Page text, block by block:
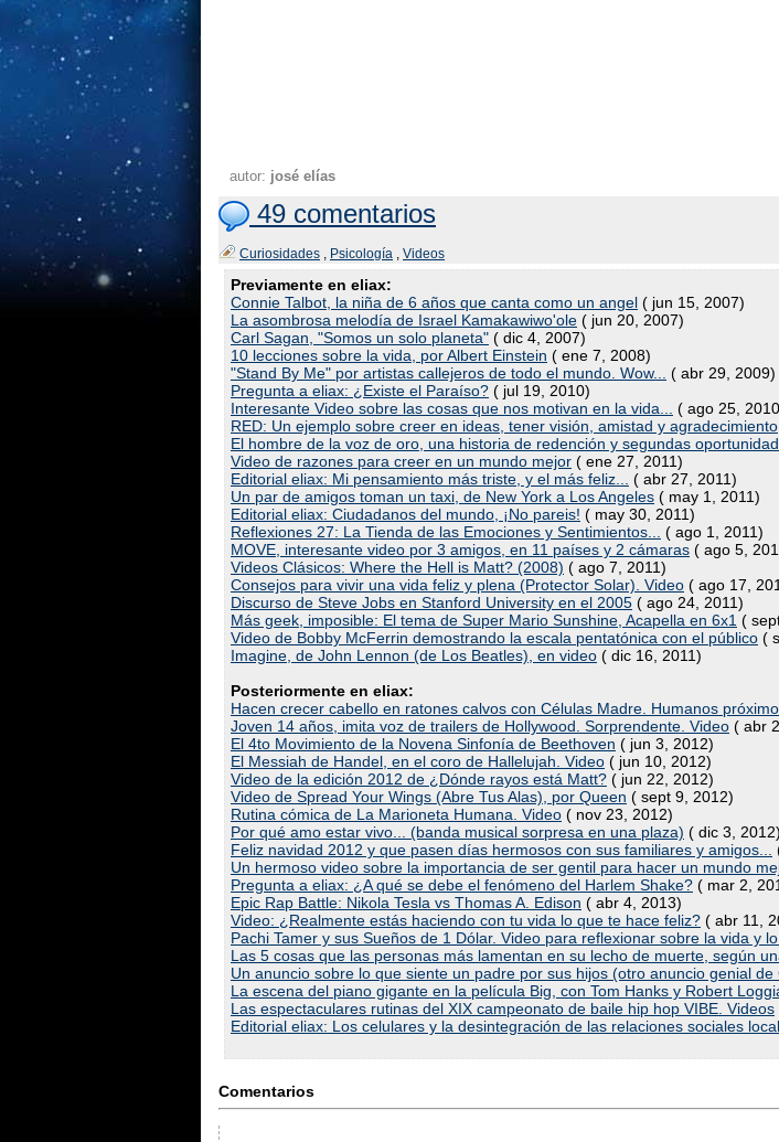
autor: josé elías
49 comentarios
Curiosidades , Psicología , Videos
Previamente en eliax:
Connie Talbot, la niña de 6 años que canta como un angel ( jun 15, 2007)
La asombrosa melodía de Israel Kamakawiwo'ole ( jun 20, 2007)
Carl Sagan, "Somos un solo planeta" ( dic 4, 2007)
10 lecciones sobre la vida, por Albert Einstein ( ene 7, 2008)
"Stand By Me" por artistas callejeros de todo el mundo. Wow...
( abr 29, 2009)
Pregunta a eliax: ¿Existe el Paraíso? ( jul 19, 2010)
Interesante Video sobre las cosas que nos motivan en la vida...
( ago 25,
RED: Un ejemplo sobre creer en ideas, tener visión, amistad y agradecimiento
El hombre de la voz de oro, una historia de redención y segundas
Video de razones para creer en un mundo mejor ( ene 27, 2011)
Editorial eliax: Mi pensamiento más triste, y el más feliz...
( abr 27, 2011)
Un par de amigos toman un taxi, de New York a Los Angeles ( may 1, 2011)
Editorial eliax: Ciudadanos del mundo, ¡No pareis! ( may 30, 2011)
Reflexiones 27: La Tienda de las Emociones y Sentimientos...
( ago 1, 2011)
MOVE, interesante video por 3 amigos, en 11 países y 2 cámaras ( ago 5,
Videos Clásicos: Where the Hell is Matt? (2008) ( ago 7, 2011)
Consejos para vivir una vida feliz y plena (Protector Solar). Video ( ago 17,
Discurso de Steve Jobs en Stanford University en el 2005 ( ago 24, 2011)
Más geek, imposible: El tema de Super Mario Sunshine, Acapella en 6x1 (
Video de Bobby McFerrin demostrando la escala pentatónica con el público (
Imagine, de John Lennon (de Los Beatles), en video ( dic 16, 2011)
Posteriormente en eliax:
Hacen crecer cabello en ratones calvos con Células Madre. Humanos
Joven 14 años, imita voz de trailers de Hollywood. Sorprendente. Video ( abr
El 4to Movimiento de la Novena Sinfonía de Beethoven ( jun 3, 2012)
El Messiah de Handel, en el coro de Hallelujah. Video ( jun 10, 2012)
Video de la edición 2012 de ¿Dónde rayos está Matt? ( jun 22, 2012)
Video de Spread Your Wings (Abre Tus Alas), por Queen ( sept 9, 2012)
Rutina cómica de La Marioneta Humana. Video ( nov 23, 2012)
Por qué amo estar vivo... (banda musical sorpresa en una plaza) ( dic 3, 2012)
Feliz navidad 2012 y que pasen días hermosos con sus familiares y amigos...
Un hermoso video sobre la importancia de ser gentil para hacer un mundo
Pregunta a eliax: ¿A qué se debe el fenómeno del Harlem Shake? ( mar 2,
Epic Rap Battle: Nikola Tesla vs Thomas A. Edison ( abr 4, 2013)
Video: ¿Realmente estás haciendo con tu vida lo que te hace feliz? ( abr 11,
Pachi Tamer y sus Sueños de 1 Dólar. Video para reflexionar sobre la vida y
Las 5 cosas que las personas más lamentan en su lecho de muerte, según
Un anuncio sobre lo que siente un padre por sus hijos (otro anuncio genial de
La escena del piano gigante en la película Big, con Tom Hanks y Robert
Las espectaculares rutinas del XIX campeonato de baile hip hop VIBE. Videos
Editorial eliax: Los celulares y la desintegración de las relaciones sociales
Comentarios